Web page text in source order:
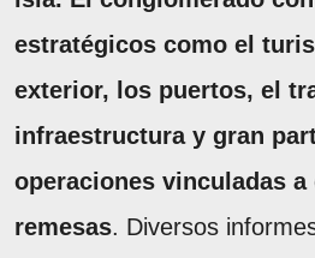
estratégicos como el
exterior, los puertos, el
infraestructura y gran
operaciones vinculadas
remesas. Diversos